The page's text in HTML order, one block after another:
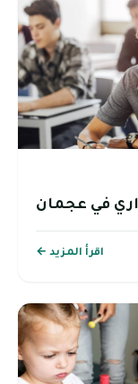
في عجمان
اقرأ المزيد ←